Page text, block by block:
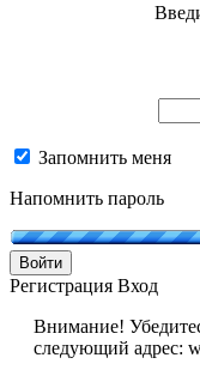
Запомнить меня
Напомнить пароль
Войти
Регистрация Вход
Внимание!
следующий адрес: